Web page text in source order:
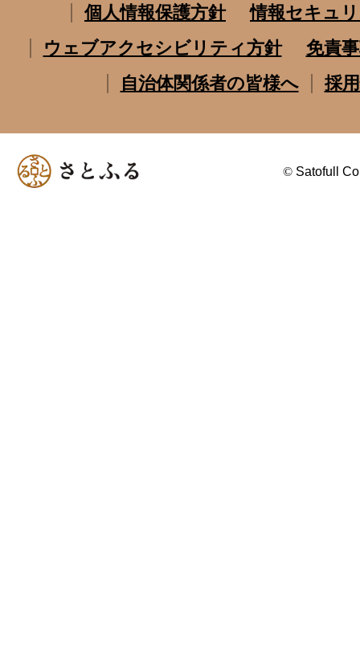
個人情報保護方針
情報セキュ
ウェブアクセシビリティ方針
免責
自治体関係者の皆様へ
採
© Satofull